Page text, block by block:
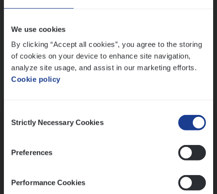
We use cookies
By clicking “Accept all cookies”, you agree to the storing
of cookies on your device to enhance site navigation,
analyze site usage, and assist in our marketing efforts.
Cookie policy
Selection
Strictly Necessary Cookies
Preferences
Performance Cookies